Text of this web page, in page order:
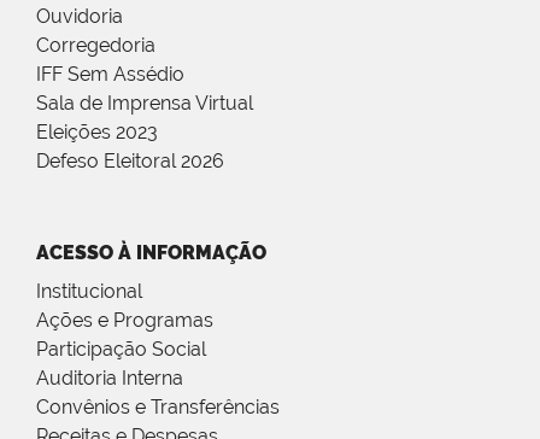
Ouvidoria
Corregedoria
IFF Sem Assédio
Sala de Imprensa Virtual
Eleições 2023
Defeso Eleitoral 2026
ACESSO À INFORMAÇÃO
Institucional
Ações e Programas
Participação Social
Auditoria Interna
Convênios e Transferências